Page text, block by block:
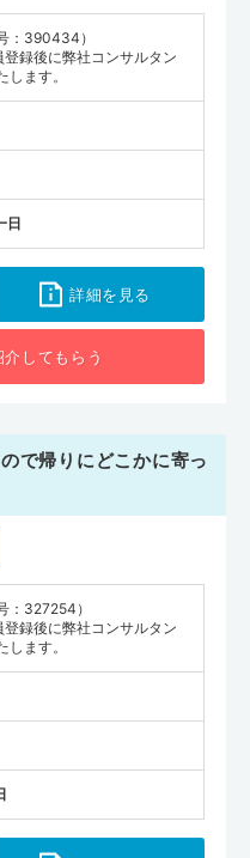
：390434）
録後に弊社コンサルタン
します。
日
詳細を見る
介してもらう
で帰りにどこかに寄っ
：327254）
録後に弊社コンサルタン
します。